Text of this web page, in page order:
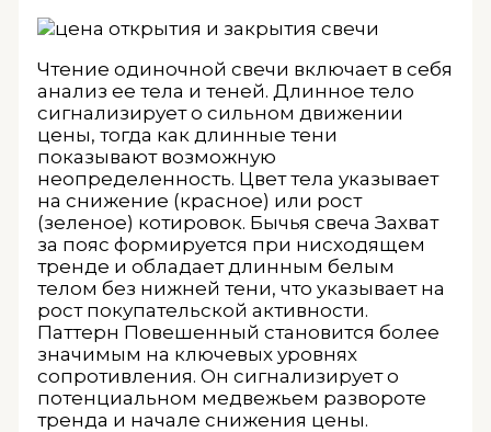
Чтение одиночной свечи включает в себя
анализ ее тела и теней. Длинное тело
сигнализирует о сильном движении
цены, тогда как длинные тени
показывают возможную
неопределенность. Цвет тела указывает
на снижение (красное) или рост
(зеленое) котировок. Бычья свеча Захват
за пояс формируется при нисходящем
тренде и обладает длинным белым
телом без нижней тени, что указывает на
рост покупательской активности.
Паттерн Повешенный становится более
значимым на ключевых уровнях
сопротивления. Он сигнализирует о
потенциальном медвежьем развороте
тренда и начале снижения цены.